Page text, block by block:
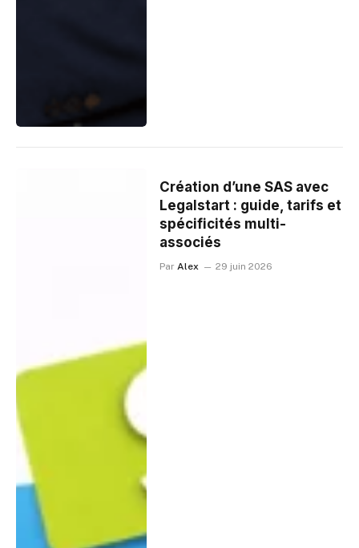
Création d’une SAS avec
Legalstart : guide, tarifs et
spécificités multi-
associés
Par Alex 29 juin 2026